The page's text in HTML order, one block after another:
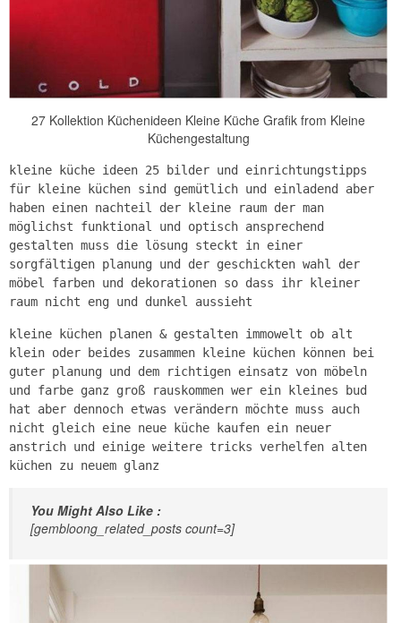
27 Kollektion Küchenideen Kleine Küche Grafik from Kleine
Küchengestaltung
kleine küche ideen 25 bilder und einrichtungstipps
für kleine küchen sind gemütlich und einladend aber
haben einen nachteil der kleine raum der man
möglichst funktional und optisch ansprechend
gestalten muss die lösung steckt in einer
sorgfältigen planung und der geschickten wahl der
möbel farben und dekorationen so dass ihr kleiner
raum nicht eng und dunkel aussieht
kleine küchen planen & gestalten immowelt ob alt
klein oder beides zusammen kleine küchen können bei
guter planung und dem richtigen einsatz von möbeln
und farbe ganz groß rauskommen wer ein kleines bud
hat aber dennoch etwas verändern möchte muss auch
nicht gleich eine neue küche kaufen ein neuer
anstrich und einige weitere tricks verhelfen alten
küchen zu neuem glanz
You Might Also Like :
[gembloong_related_posts count=3]